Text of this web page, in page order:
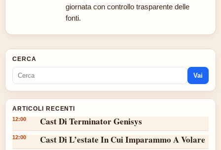
giornata con controllo trasparente delle
fonti.
CERCA
Vai
ARTICOLI RECENTI
12:00 Cast Di Terminator Genisys
12:00 Cast Di L’estate In Cui Imparammo A Volare